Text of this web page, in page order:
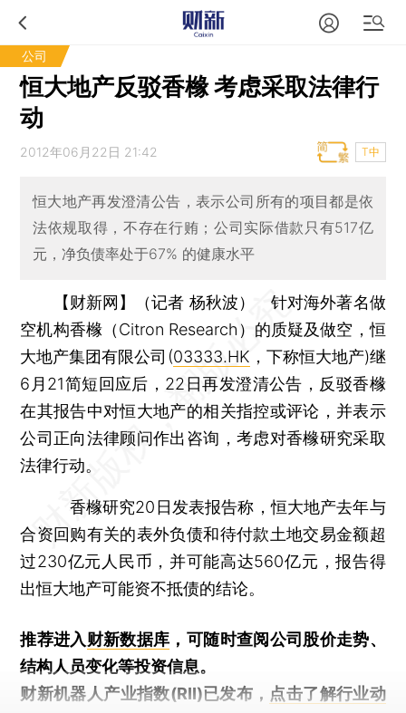
公司
恒大地产反驳香橼 考虑采取法律行
动
2012年06月22日 21:42 T中
恒大地产再发澄清公告，表示公司所有的项目都是依
法依规取得，不存在行贿；公司实际借款只有517亿
元，净负债率处于67% 的健康水平
【财新网】（记者 杨秋波）
针对海外著名做
空机构香橼（Citron Research）的质疑及做空，恒
大地产集团有限公司(03333.HK ，下称恒大地产)继
6月21简短回应后，22日再发澄清公告，反驳香橼
在其报告中对恒大地产的相关指控或评论，并表示
公司正向法律顾问作出咨询，考虑对香橼研究采取
法律行动。
香橼研究20日发表报告称，恒大地产去年与
合资回购有关的表外负债和待付款土地交易金额超
过230亿元人民币，并可能高达560亿元，报告得
出恒大地产可能资不抵债的结论。
推荐进入财新数据库 ，可随时查阅公司股价走势、
结构人员变化等投资信息。
财新机器人产业指数(RII)已发布， 点击了解行业动